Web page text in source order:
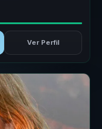
Ver Perfil